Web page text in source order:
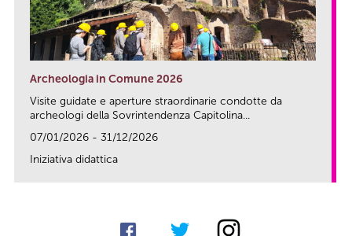
Archeologia in Comune 2026
Visite guidate e aperture straordinarie condotte da
archeologi della Sovrintendenza Capitolina...
07/01/2026 - 31/12/2026
Iniziativa didattica